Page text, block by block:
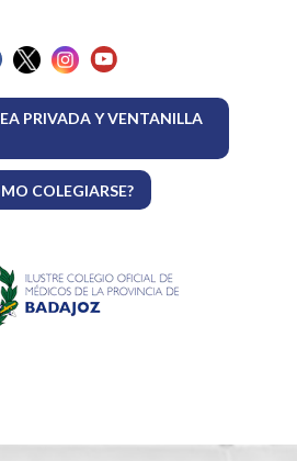
PRIVADA Y VENTANILLA
COLEGIARSE?